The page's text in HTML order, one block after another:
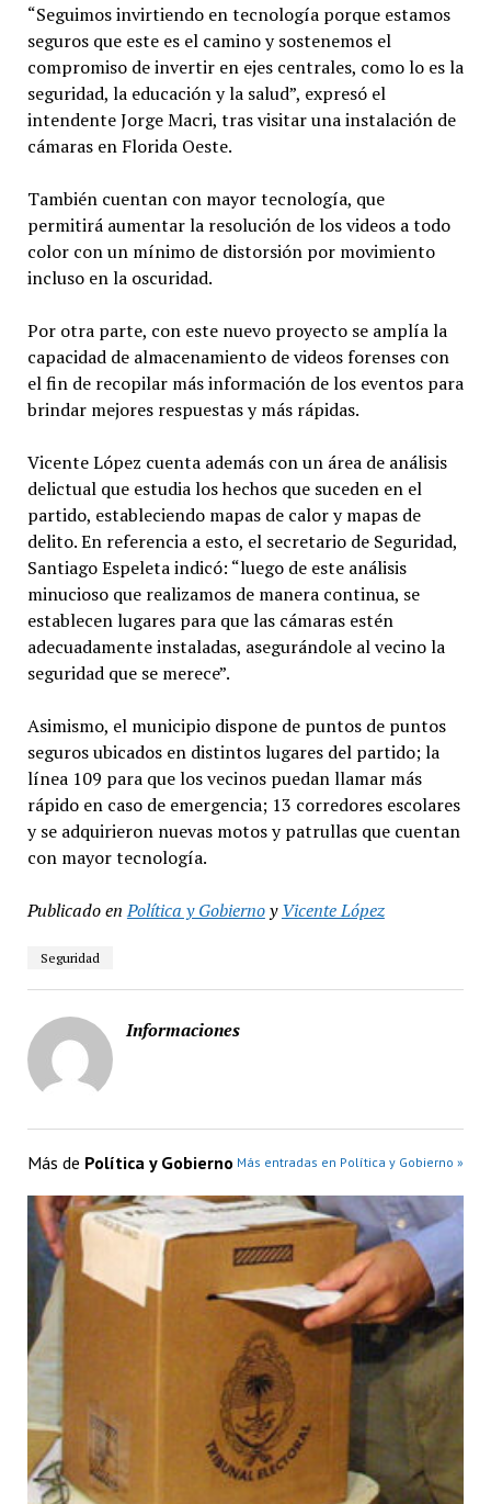
“Seguimos invirtiendo en tecnología porque estamos
seguros que este es el camino y sostenemos el
compromiso de invertir en ejes centrales, como lo es la
seguridad, la educación y la salud”, expresó el
intendente Jorge Macri, tras visitar una instalación de
cámaras en Florida Oeste.
También cuentan con mayor tecnología, que
permitirá aumentar la resolución de los videos a todo
color con un mínimo de distorsión por movimiento
incluso en la oscuridad.
Por otra parte, con este nuevo proyecto se amplía la
capacidad de almacenamiento de videos forenses con
el fin de recopilar más información de los eventos para
brindar mejores respuestas y más rápidas.
Vicente López cuenta además con un área de análisis
delictual que estudia los hechos que suceden en el
partido, estableciendo mapas de calor y mapas de
delito. En referencia a esto, el secretario de Seguridad,
Santiago Espeleta indicó: “luego de este análisis
minucioso que realizamos de manera continua, se
establecen lugares para que las cámaras estén
adecuadamente instaladas, asegurándole al vecino la
seguridad que se merece”.
Asimismo, el municipio dispone de puntos de puntos
seguros ubicados en distintos lugares del partido; la
línea 109 para que los vecinos puedan llamar más
rápido en caso de emergencia; 13 corredores escolares
y se adquirieron nuevas motos y patrullas que cuentan
con mayor tecnología.
Publicado en Política y GobiernoyVicente López
Seguridad
Informaciones
Más de Política y Gobierno Más entradas en Política y Gobierno »